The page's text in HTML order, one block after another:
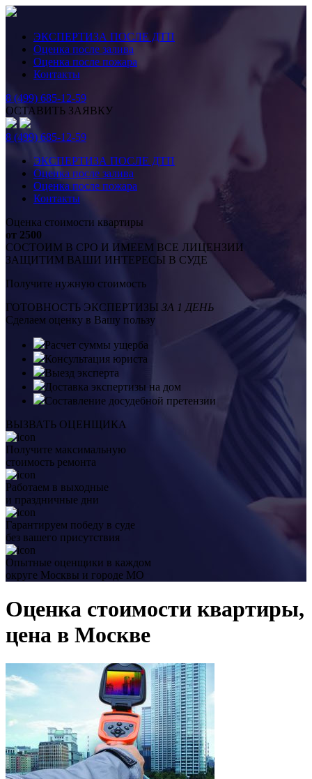
ЭКСПЕРТИЗА ПОСЛЕ ДТП
Оценка после залива
Оценка после пожара
Контакты
8 (499) 685-12-59
ОСТАВИТЬ ЗАЯВКУ
8 (499) 685-12-59
ЭКСПЕРТИЗА ПОСЛЕ ДТП
Оценка после залива
Оценка после пожара
Контакты
Оценка стоимости квартиры
от 2500
СОСТОИМ В СРО И ИМЕЕМ ВСЕ ЛИЦЕНЗИИ
ЗАЩИТИМ ВАШИ ИНТЕРЕСЫ В СУДЕ
Получите нужную стоимость
ГОТОВНОСТЬ ЭКСПЕРТИЗЫ ЗА 1 ДЕНЬ
Сделаем оценку в Вашу пользу
Расчет суммы ущерба
Консультация юриста
Выезд эксперта
Доставка экспертизы на дом
Составление досудебной претензии
ВЫЗВАТЬ ОЦЕНЩИКА
Получите максимальную
стоимость ремонта
Работаем в выходные
и праздничные дни
Гарантируем победу в суде
без вашего присутствия
Опытные оценщики в каждом
округе Москвы и городе МО
Оценка стоимости квартиры,
цена в Москве